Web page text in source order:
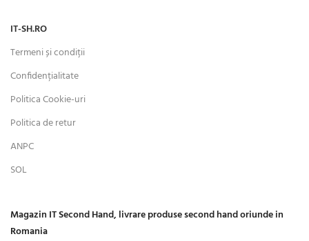
IT-SH.RO
Termeni și condiții
Confidențialitate
Politica Cookie-uri
Politica de retur
ANPC
SOL
Magazin IT Second Hand, livrare produse second hand oriunde in
Romania